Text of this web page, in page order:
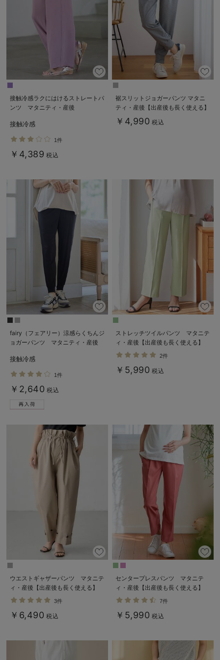
接触冷感ラクにはけるストレートパ
ンツ マタニティ・産後
接触冷感
1件
￥4,389 税込
裾スリットジョガーパンツ マタニ
ティ・産後【出産後も長く使える】
￥4,990 税込
fairy（フェアリー）涼感らくちんジ
ョガーパンツ マタニティ・産後
接触冷感
1件
￥2,640 税込
ストレッチツイルパンツ マタニテ
ィ・産後【出産後も長く使える】
2件
￥5,990 税込
ウエストギャザーパンツ マタニテ
ィ・産後【出産後も長く使える】
3件
￥6,490 税込
センタープレスパンツ マタニテ
ィ・産後【出産後も長く使える】
7件
￥5,990 税込